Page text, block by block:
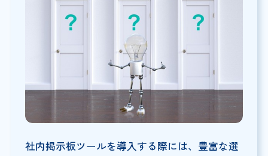
社内掲示板ツールを導入する際には、豊富な選